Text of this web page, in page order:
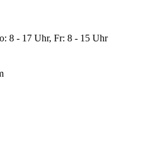
8 - 17 Uhr, Fr: 8 - 15 Uhr